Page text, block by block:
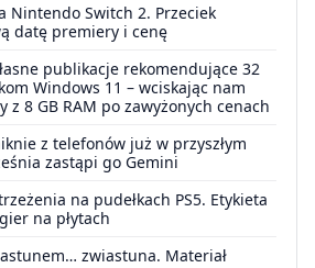
Nintendo Switch 2. Przeciek
datę premiery i cenę
publikacje rekomendujące 32
Windows 11 – wciskając nam
z 8 GB RAM po zawyżonych cenach
z telefonów już w przyszłym
zastąpi go Gemini
na pudełkach PS5. Etykieta
na płytach
zwiastuna. Materiał